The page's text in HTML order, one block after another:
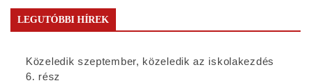
LEGUTÓBBI HÍREK
Közeledik szeptember, közeledik az iskolakezdés
6. rész